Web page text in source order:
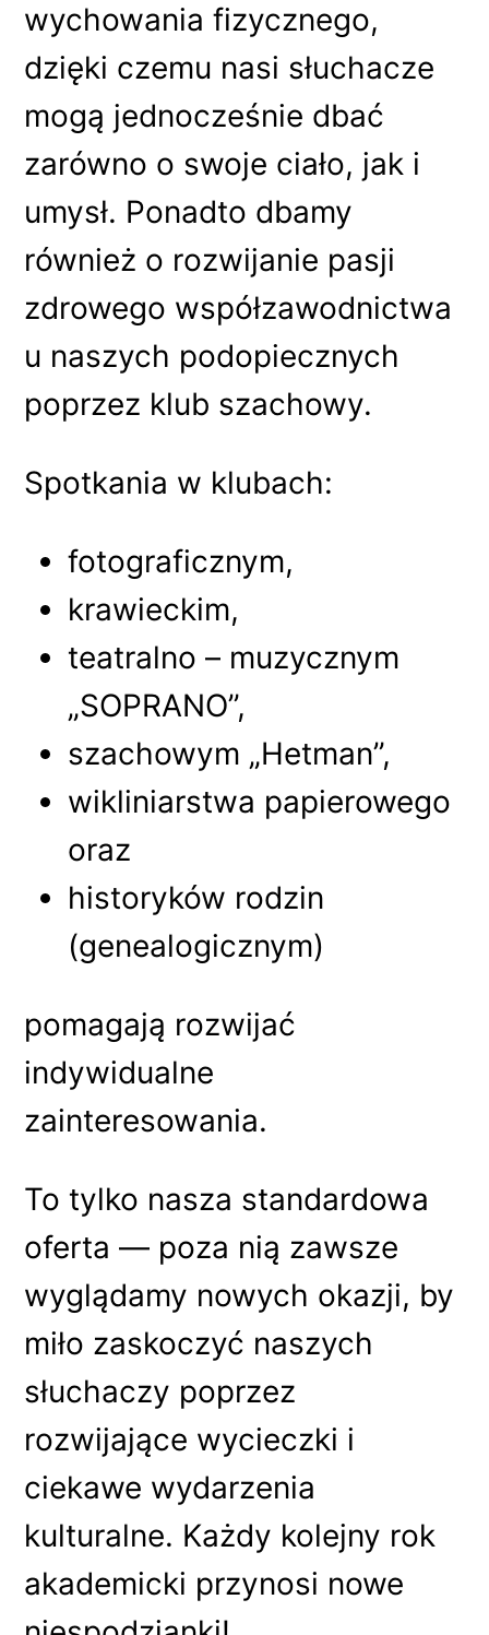
wychowania fizycznego,
dzięki czemu nasi słuchacze
mogą jednocześnie dbać
zarówno o swoje ciało, jak i
umysł. Ponadto dbamy
również o rozwijanie pasji
zdrowego współzawodnictwa
u naszych podopiecznych
poprzez klub szachowy.
Spotkania w klubach:
fotograficznym,
krawieckim,
teatralno – muzycznym
„SOPRANO”,
szachowym „Hetman”,
wikliniarstwa papierowego
oraz
historyków rodzin
(genealogicznym)
pomagają rozwijać
indywidualne
zainteresowania.
To tylko nasza standardowa
oferta — poza nią zawsze
wyglądamy nowych okazji, by
miło zaskoczyć naszych
słuchaczy poprzez
rozwijające wycieczki i
ciekawe wydarzenia
kulturalne. Każdy kolejny rok
akademicki przynosi nowe